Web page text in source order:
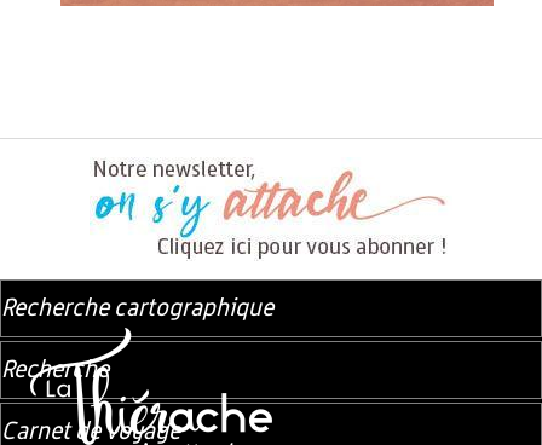
Recherche cartographique
Recherche
Carnet de voyage